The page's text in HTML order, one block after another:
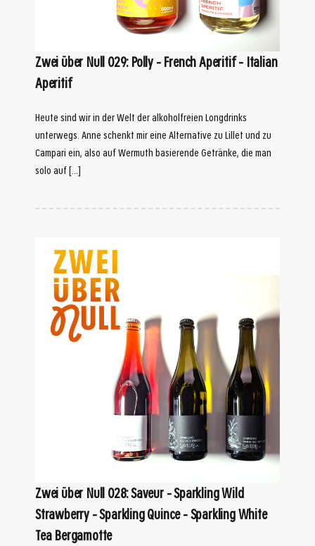
Zwei über Null 029: Polly – French Aperitif – Italian
Aperitif
Heute sind wir in der Welt der alkoholfreien Longdrinks
unterwegs. Anne schenkt mir eine Alternative zu Lillet und zu
Campari ein, also auf Wermuth basierende Getränke, die man
solo auf […]
Zwei über Null 028: Saveur – Sparkling Wild
Strawberry – Sparkling Quince – Sparkling White
Tea Bergamotte